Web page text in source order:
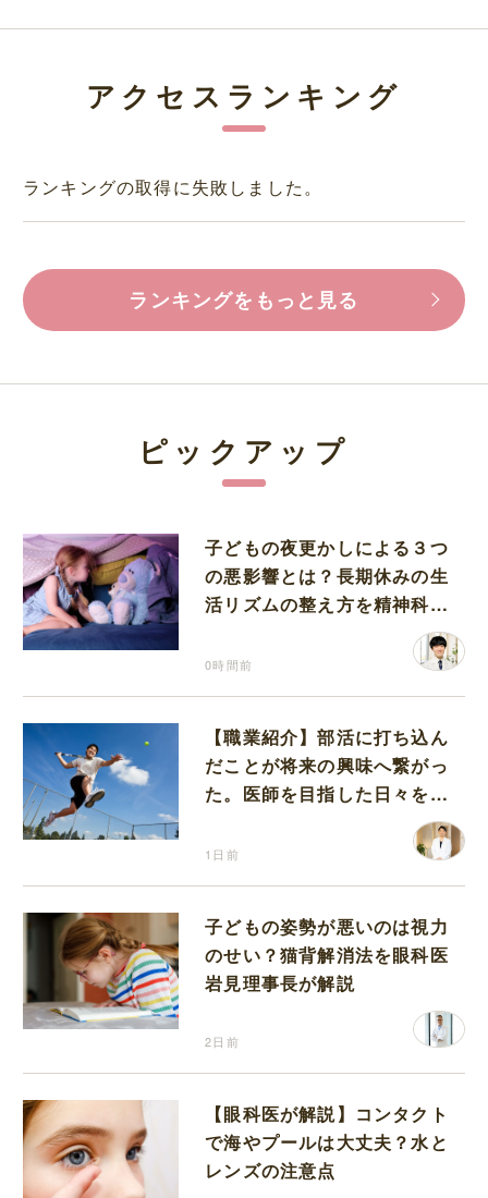
アクセスランキング
ランキングの取得に失敗しました。
ランキングをもっと見る
ピックアップ
子どもの夜更かしによる３つ
の悪影響とは？長期休みの生
活リズムの整え方を精神科医
0時間前
【職業紹介】部活に打ち込ん
だことが将来の興味へ繋がっ
た。医師を目指した日々を振
1日前
子どもの姿勢が悪いのは視力
のせい？猫背解消法を眼科医
岩見理事長が解説
2日前
【眼科医が解説】コンタクト
で海やプールは大丈夫？水と
レンズの注意点